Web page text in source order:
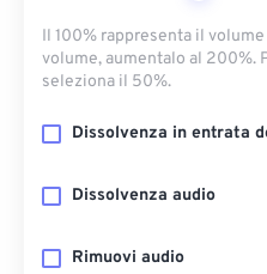
Il 100% rappresenta il
volume, aumentalo al 200%.
seleziona il 50%.
Dissolvenza in entrata
Dissolvenza audio
Rimuovi audio